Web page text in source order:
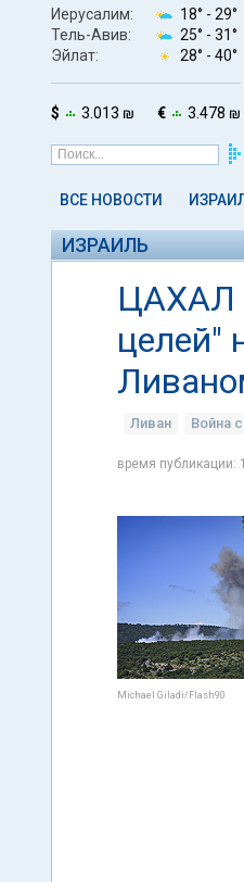
Иерусалим: 18° - 29°
Тель-Авив:
25° - 31°
Эйлат:
28° - 40°
$ 3.013 ₪ € 3.478 ₪
ВСЕ НОВОСТИ
ИЗРАИЛЬ
ЦАХАЛ
целей"
Ливан Война
время публикации:
Michael Giladi/Flash90